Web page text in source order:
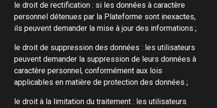
le droit de rectification : si les données à caractère
personnel détenues par la Plateforme sont inexactes,
ils peuvent demander la mise à jour des informations ;
le droit de suppression des données : les utilisateurs
peuvent demander la suppression de leurs données à
caractère personnel, conformément aux lois
applicables en matière de protection des données ;
le droit à la limitation du traitement : les utilisateurs